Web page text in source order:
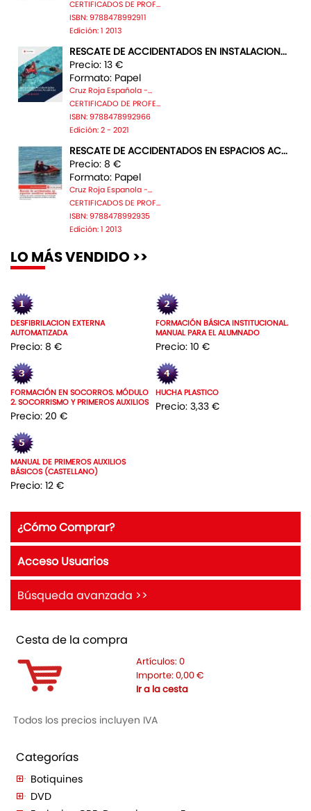
CERTIFICADOS DE PROF...
ISBN: 9788478992911
Edición: 1 2013
RESCATE DE ACCIDENTADOS EN INSTALACION...
Precio: 13 €
Formato: Papel
Cruz Roja Española -...
CERTIFICADO DE PROFE...
ISBN: 9788478992966
Edición: 2 - 2021
RESCATE DE ACCIDENTADOS EN ESPACIOS AC...
Precio: 8 €
Formato: Papel
Cruz Roja Espanola -...
CERTIFICADOS DE PROF...
ISBN: 9788478992935
Edición: 1 2013
LO MÁS VENDIDO >>
DESFIBRILACION EXTERNA
AUTOMATIZADA
Precio: 8 €
FORMACIÓN BÁSICA INSTITUCIONAL.
MANUAL PARA EL ALUMNADO
Precio: 10 €
FORMACIÓN EN SOCORROS. MÓDULO
2. SOCORRISMO Y PRIMEROS AUXILIOS
Precio: 20 €
HUCHA PLASTICO
Precio: 3,33 €
MANUAL DE PRIMEROS AUXILIOS
BÁSICOS (CASTELLANO)
Precio: 12 €
¿Cómo Comprar?
Acceso Usuarios
Búsqueda avanzada >>
Cesta de la compra
Artículos: 0
Importe: 0,00 €
Ir a la cesta
Todos los precios incluyen IVA
Categorías
Botiquines
DVD